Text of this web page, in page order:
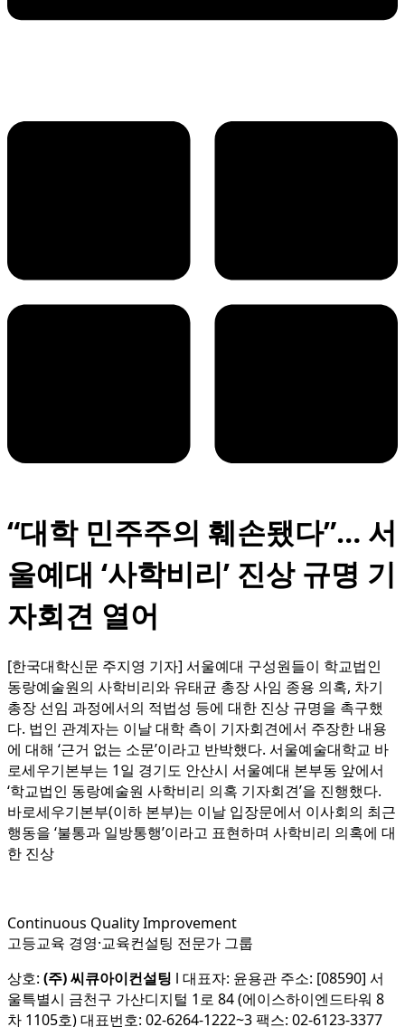
“대학 민주주의 훼손됐다”… 서
울예대 ‘사학비리’ 진상 규명 기
자회견 열어
[한국대학신문 주지영 기자] 서울예대 구성원들이 학교법인
동랑예술원의 사학비리와 유태균 총장 사임 종용 의혹, 차기
총장 선임 과정에서의 적법성 등에 대한 진상 규명을 촉구했
다. 법인 관계자는 이날 대학 측이 기자회견에서 주장한 내용
에 대해 ‘근거 없는 소문’이라고 반박했다. 서울예술대학교 바
로세우기본부는 1일 경기도 안산시 서울예대 본부동 앞에서
‘학교법인 동랑예술원 사학비리 의혹 기자회견’을 진행했다.
바로세우기본부(이하 본부)는 이날 입장문에서 이사회의 최근
행동을 ‘불통과 일방통행’이라고 표현하며 사학비리 의혹에 대
한 진상
Continuous Quality Improvement
고등교육 경영·교육컨설팅 전문가 그룹
상호: (주) 씨큐아이컨설팅 l 대표자: 윤용관 주소: [08590] 서
울특별시 금천구 가산디지털 1로 84 (에이스하이엔드타워 8
차 1105호) 대표번호: 02-6264-1222~3 팩스: 02-6123-3377